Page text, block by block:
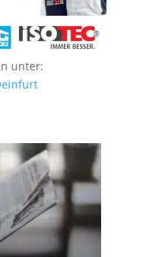
unter: